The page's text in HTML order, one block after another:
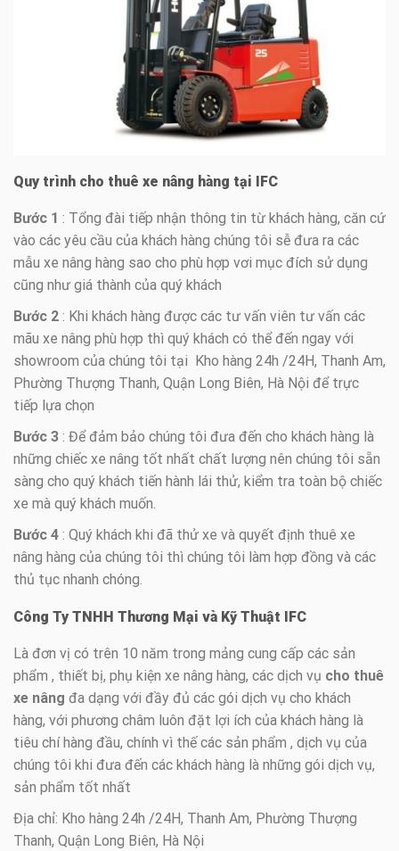
Quy trình cho thuê xe nâng hàng tại IFC
Bước 1 : Tổng đài tiếp nhận thông tin từ khách hàng, căn cứ
vào các yêu cầu của khách hàng chúng tôi sễ đưa ra các
mẫu xe nâng hàng sao cho phù hợp vơi mục đích sử dụng
cũng như giá thành của quý khách
Bước 2 : Khi khách hàng được các tư vấn viên tư vấn các
mãu xe nâng phù hợp thì quý khách có thể đến ngay với
showroom của chúng tôi tại Kho hàng 24h /24H, Thanh Am,
Phường Thượng Thanh, Quận Long Biên, Hà Nội để trực
tiếp lựa chọn
Bước 3 : Để đảm bảo chúng tôi đưa đến cho khách hàng là
những chiếc xe nâng tốt nhất chất lượng nên chúng tôi sẵn
sàng cho quý khách tiến hành lái thử, kiểm tra toàn bộ chiếc
xe mà quý khách muốn.
Bước 4 : Quý khách khi đã thử xe và quyết định thuê xe
nâng hàng của chúng tôi thì chúng tôi làm hợp đồng và các
thủ tục nhanh chóng.
Công Ty TNHH Thương Mại và Kỹ Thuật IFC
Là đơn vị có trên 10 năm trong mảng cung cấp các sản
phẩm , thiết bị, phụ kiện xe nâng hàng, các dịch vụ cho thuê
xe nâng đa dạng với đầy đủ các gói dịch vụ cho khách
hàng, với phương châm luôn đặt lợi ích của khách hàng là
tiêu chí hàng đầu, chính vì thế các sản phẩm , dịch vụ của
chúng tôi khi đưa đến các khách hàng là những gói dịch vụ,
sản phẩm tốt nhất
Địa chỉ: Kho hàng 24h /24H, Thanh Am, Phường Thượng
Thanh, Quận Long Biên, Hà Nội